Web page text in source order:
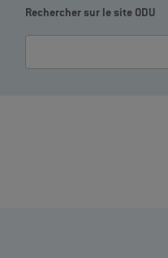
Rechercher sur le site ODU